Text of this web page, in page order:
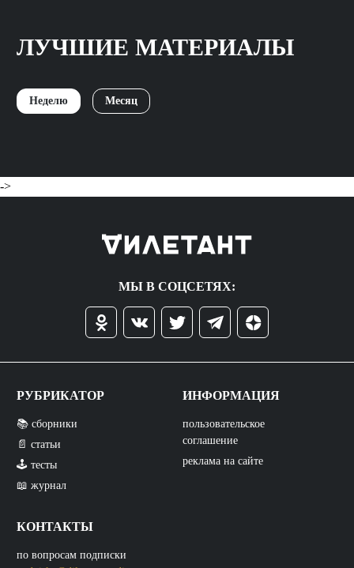
ЛУЧШИЕ МАТЕРИАЛЫ
Неделю Месяц
->
МЫ В СОЦСЕТЯХ:
РУБРИКАТОР
📚 сборники
📄 статьи
🕹️ тесты
📖 журнал
КОНТАКТЫ
по вопросам подписки
ИНФОРМАЦИЯ
пользовательское
соглашение
реклама на сайте